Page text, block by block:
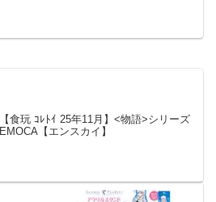
【食玩 ｺﾚﾄｲ 25年11月】<物語>シリーズ
EMOCA【エンスカイ】